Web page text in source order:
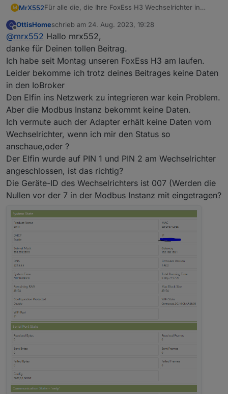
M MrX552Für alle die, die Ihre FoxEss H3 Wechselrichter in
Versuchen läuft es nun. Angeschlossen ist ein FoxEss
H3-12.0E mit 1x ECM2900 und 2x ECS2900.
Die FoxEss Cloud und / oder FoxEss App ist ja doch
recht langsam mit 5min Updatezeiten!!!
Benötigt wird:
1x Elfin EW11 RS485 ->Wifi Adapter (wie es mit
anderen funktioniert, weiß ich nicht, habe nur diesen)
1x Kabel (für kurze Wege reicht ein Stück
Lautsprecherkabel)
Der Anschluß erfolgt an die Pins 1 und 2 des
RS485 Steckers, Pin 3 und 4 sollten belegt sein
und die Verbindung zur DTSU666 sein.
Per WLAN auf den Elfin zugreifen (AP) und unter
der Adresse: 10.10.100.254 unter WLAN das
eigene WLAN einrichten, anschließend den Elfin
neu starten.
Über das eigene Netzwerk auf die IP des Elfin
zugreifen und die Einstellungen wie in den
O
Offline
OttisHomeschrieb am 24. Aug. 2023, 19:28
zuletzt editiert von
@mrx552 Hallo mrx552,
danke für Deinen tollen Beitrag.
Ich habe seit Montag unseren FoxEss H3 am laufen.
Leider bekomme ich trotz deines Beitrages keine Daten
in den IoBroker
Den Elfin ins Netzwerk zu integrieren war kein Problem.
Aber die Modbus Instanz bekommt keine Daten.
Ich vermute auch der Adapter erhält keine Daten vom
Wechselrichter, wenn ich mir den Status so
anschaue,oder ?
Der Elfin wurde auf PIN 1 und PIN 2 am Wechselrichter
angeschlossen, ist das richtig?
Die Geräte-ID des Wechselrichters ist 007 (Werden die
Nullen vor der 7 in der Modbus Instanz mit eingetragen?